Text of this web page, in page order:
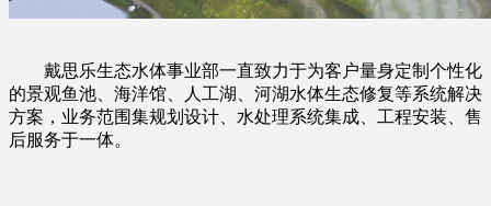
戴思乐生态水体事业部一直致力于为客户量身定制个性化
的景观鱼池、海洋馆、人工湖、河湖水体生态修复等系统解决
方案，业务范围集规划设计、水处理系统集成、工程安装、售
后服务于一体。